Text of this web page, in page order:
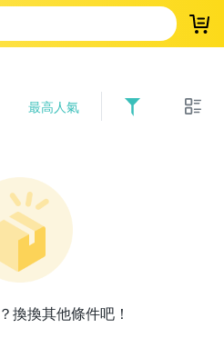
登
最高人氣
換換其他條件吧！